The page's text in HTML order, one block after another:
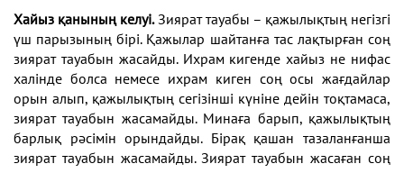
Хайыз қанының келуі.Зиярат тауабы – қажылықтың негізгі
үш парызының бірі. Қажылар шайтанға тас лақтырған соң
зиярат тауабын жасайды. Ихрам кигендехайыз не нифас
халінде болса немесе ихрам киген соңосы жағдайлар
орын алып, қажылықтың сегізінші күніне дейін тоқтамаса,
зиярат тауабын жасамайды. Минаға барып, қажылықтың
барлық рәсімін орындайды. Бірақ қашан тазаланғанша
зиярат тауабын жасамайды. Зияраттауабын жасаған соң